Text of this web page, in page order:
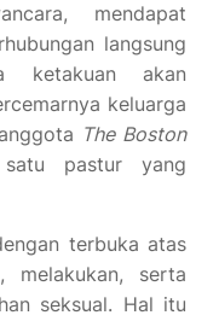
mendapat
langsung
ketakuan akan
keluarga
The Boston
pastur yang
terbuka atas
melakukan, serta
seksual. Hal itu